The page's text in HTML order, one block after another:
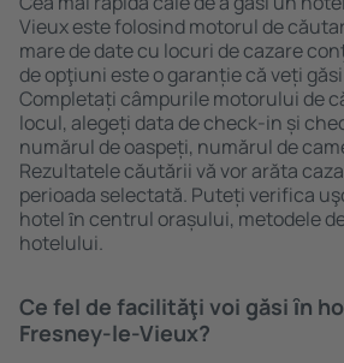
Vieux este folosind motorul de
mare de date cu locuri de cazare
de opţiuni este o garanție că veți
Completați câmpurile motorului de
locul, alegeți data de check-in și
numărul de oaspeți, numărul de
Rezultatele căutării vă vor arăta
perioada selectată. Puteți verifica
hotel ȋn centrul orașului, metodele
hotelului.
Ce fel de facilităţi voi găsi ȋn
Fresney-le-Vieux?